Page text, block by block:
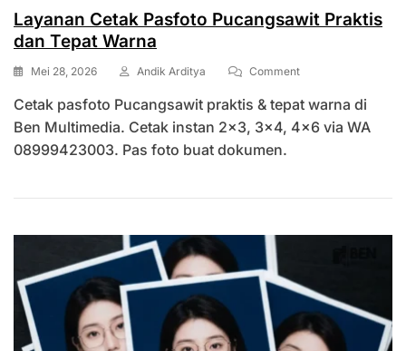
Layanan Cetak Pasfoto Pucangsawit Praktis
dan Tepat Warna
Mei 28, 2026 Andik Arditya CommentOn
Cetak
Pasfoto
Cetak pasfoto Pucangsawit praktis & tepat warna di
Ben Multimedia. Cetak instan 2×3, 3×4, 4×6 via WA
08999423003. Pas foto buat dokumen.